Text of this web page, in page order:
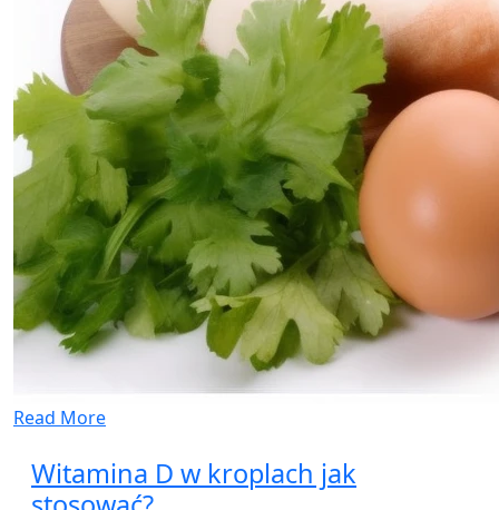
Read More
Witamina D w kroplach jak